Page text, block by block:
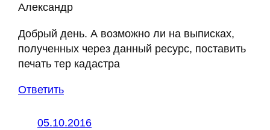
Александр
Добрый день. А возможно ли на выписках,
полученных через данный ресурс, поставить
печать тер кадастра
Ответить
05.10.2016